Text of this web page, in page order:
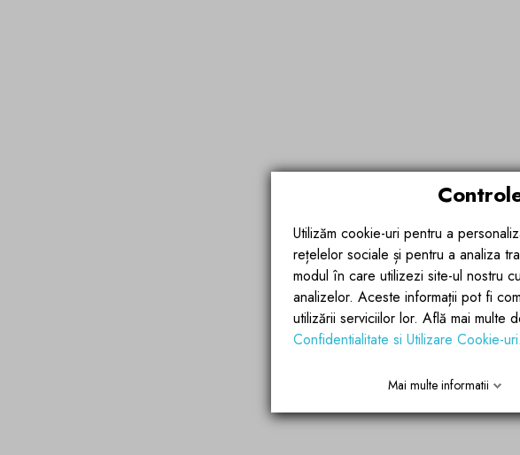
Utilizăm cookie-uri pentru a
rețelelor sociale și pentru a analiza
modul în care utilizezi site-ul nostru
analizelor. Aceste informații pot fi
utilizării serviciilor lor. Află mai multe
Confidentialitate si Utilizare Cookie-uri.
Mai multe informatii